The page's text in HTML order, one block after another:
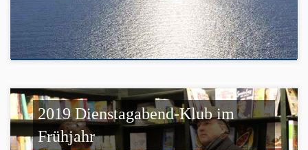
2019 Dienstagabend-Klub im
Frühjahr